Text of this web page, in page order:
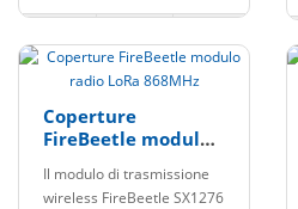
Coperture
FireBeetle modulo
Il modulo di trasmissione
wireless FireBeetle SX1276